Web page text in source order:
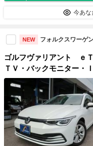
今あな
NEW フォルクスワーゲ
ゴルフヴァリアント ｅ
ＴＶ・バックモニター・
ピットプロ・ヘッドアッ
ズコントロール・パワー
ュスタート